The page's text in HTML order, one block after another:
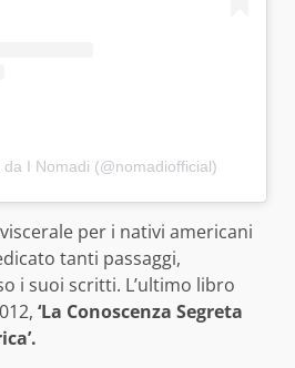
I Nomadi (@nomadiofficial)
per i nativi americani
tanti passaggi,
i suoi scritti. L’ultimo libro
‘La Conoscenza Segreta